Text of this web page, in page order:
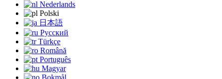
Nederlands
Polski
日本語
Русский
Türkçe
Română
Português
Magyar